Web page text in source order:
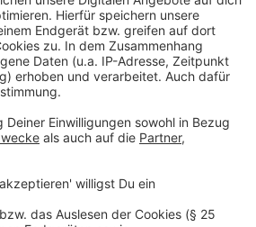
von Meerbusch nach
Fahrradstationen geplant
Fahrrad für die Aktion
und Top Hair laufen auch am